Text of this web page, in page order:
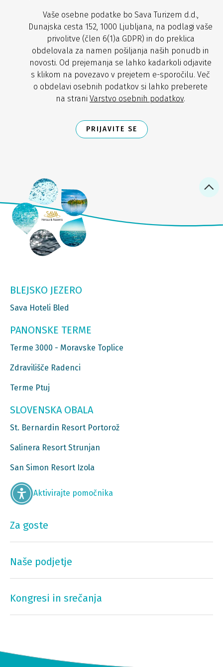
Vaše osebne podatke bo Sava Turizem d.d.,
Dunajska cesta 152, 1000 Ljubljana, na podlagi vaše
privolitve (člen 6(1)a GDPR) in do preklica
obdelovala za namen pošiljanja naših ponudb in
novosti. Od prejemanja se lahko kadarkoli odjavite
s klikom na povezavo v prejetem e-sporočilu. Več
o obdelavi osebnih podatkov si lahko preberete
na strani Varstvo osebnih podatkov.
PRIJAVITE SE
BLEJSKO JEZERO
Sava Hoteli Bled
PANONSKE TERME
Terme 3000 - Moravske Toplice
Zdravilišče Radenci
Terme Ptuj
SLOVENSKA OBALA
St. Bernardin Resort Portorož
Salinera Resort Strunjan
San Simon Resort Izola
Aktivirajte pomočnika
Za goste
Naše podjetje
Kongresi in srečanja